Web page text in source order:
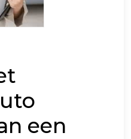
een